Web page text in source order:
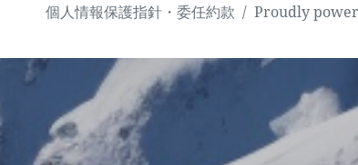
個人情報保護指針・委任約款 Proudly